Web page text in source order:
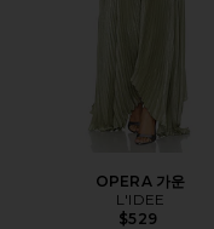
OPERA 가운
L'IDEE
$529